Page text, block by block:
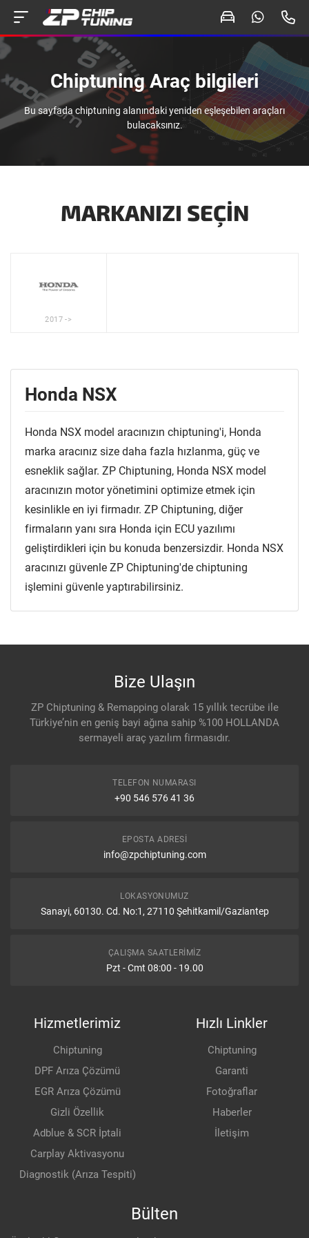
Chiptuning Araç bilgileri
Bu sayfada chiptuning alanındaki yeniden eşleşebilen araçları
bulacaksınız.
MARKANIZI SEÇIN
2017 ->
Honda NSX
Honda NSX model aracınızın chiptuning'i, Honda
marka aracınız size daha fazla hızlanma, güç ve
esneklik sağlar. ZP Chiptuning, Honda NSX model
aracınızın motor yönetimini optimize etmek için
kesinlikle en iyi firmadır. ZP Chiptuning, diğer
firmaların yanı sıra Honda için ECU yazılımı
geliştirdikleri için bu konuda benzersizdir. Honda NSX
aracınızı güvenle ZP Chiptuning'de chiptuning
işlemini güvenle yaptırabilirsiniz.
Bize Ulaşın
ZP Chiptuning & Remapping olarak 15 yıllık tecrübe ile
Türkiye’nin en geniş bayi ağına sahip %100 HOLLANDA
sermayeli araç yazılım firmasıdır.
TELEFON NUMARASI
+90 546 576 41 36
EPOSTA ADRESI
info@zpchiptuning.com
LOKASYONUMUZ
Sanayi, 60130. Cd. No:1, 27110 Şehitkamil/Gaziantep
ÇALIŞMA SAATLERIMIZ
Pzt - Cmt 08:00 - 19.00
Hizmetlerimiz
Chiptuning
DPF Arıza Çözümü
EGR Arıza Çözümü
Gizli Özellik
Adblue & SCR İptali
Carplay Aktivasyonu
Diagnostik (Arıza Tespiti)
Hızlı Linkler
Chiptuning
Garanti
Fotoğraflar
Haberler
İletişim
Bülten